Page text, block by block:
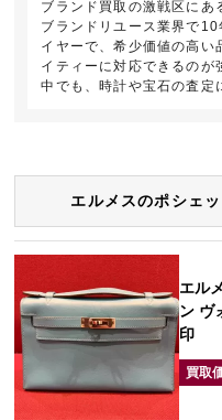
ブランド買取の激戦区にあ
ブランドリユース業界で
イヤーで、希少価値の高い
イティーに対応できるのが
中でも、時計や宝石の査定
エルメスのポシェ
エル
ン ヴ
印
買取